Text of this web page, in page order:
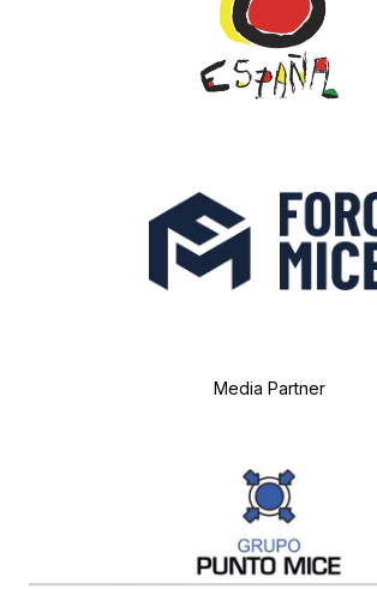
Media Partner